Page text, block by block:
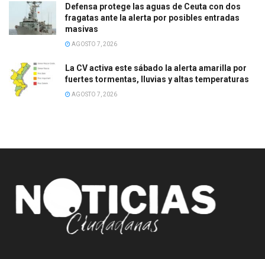
Defensa protege las aguas de Ceuta con dos
fragatas ante la alerta por posibles entradas
masivas
AGOSTO 7, 2026
La CV activa este sábado la alerta amarilla por
fuertes tormentas, lluvias y altas temperaturas
AGOSTO 7, 2026